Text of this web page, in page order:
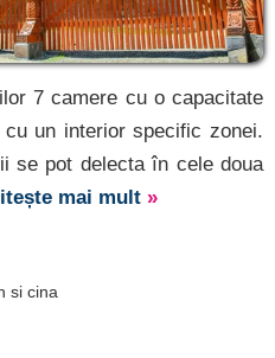
7 camere cu o capacitate
un interior specific zonei.
se pot delecta în cele doua
mai mult »
si cina